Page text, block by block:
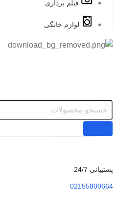
فیلم برداری
لوازم خانگی
پشتیبانی 24/7
02155800664